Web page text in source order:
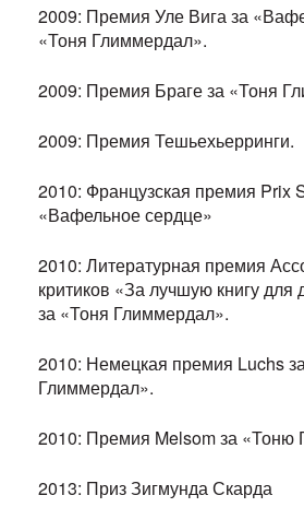
2009: Премия Уле Вига за
«Тоня Глиммердал».
2009: Премия Браге за «Тоня
2009: Премия Тешьехьерринги.
2010: Французская премия Prix
«Вафельное сердце»
2010: Литературная премия
критиков «За лучшую книгу
за «Тоня Глиммердал».
2010: Немецкая премия Luchs
Глиммердал».
2010: Премия Melsom за «Тоню
2013: Приз Зигмунда Скарда